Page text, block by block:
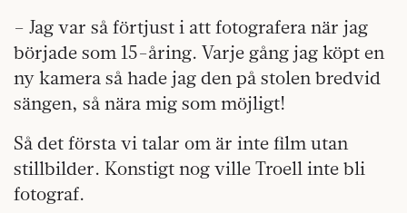
– Jag var så förtjust i att fotografera när jag
började som 15-åring. Varje gång jag köpt en
ny kamera så hade jag den på stolen bredvid
sängen, så nära mig som möjligt!
Så det första vi talar om är inte film utan
stillbilder. Konstigt nog ville Troell inte bli
fotograf.